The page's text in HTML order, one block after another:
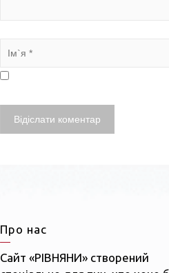
Про нас
Сайт «РІВНЯНИ» створений